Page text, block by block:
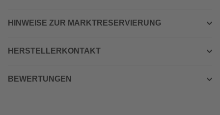
HINWEISE ZUR MARKTRESERVIERUNG
HERSTELLERKONTAKT
BEWERTUNGEN